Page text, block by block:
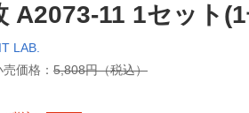
A2073-11 1セット
LAB.
価格： 5,808円（税込）